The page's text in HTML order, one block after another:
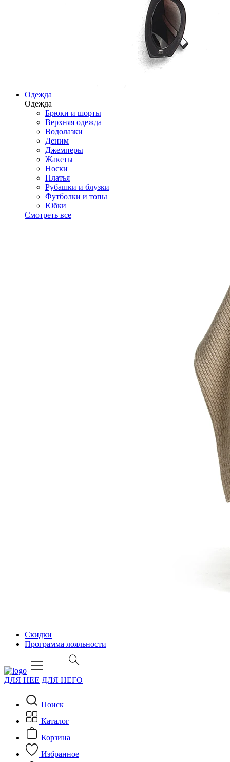
Одежда
Одежда
Брюки и шорты
Верхняя одежда
Водолазки
Деним
Джемперы
Жакеты
Носки
Платья
Рубашки и блузки
Футболки и топы
Юбки
Смотреть все
Скидки
Программа лояльности
ДЛЯ НЕЕ ДЛЯ НЕГО
Поиск
Каталог
Корзина
Избранное